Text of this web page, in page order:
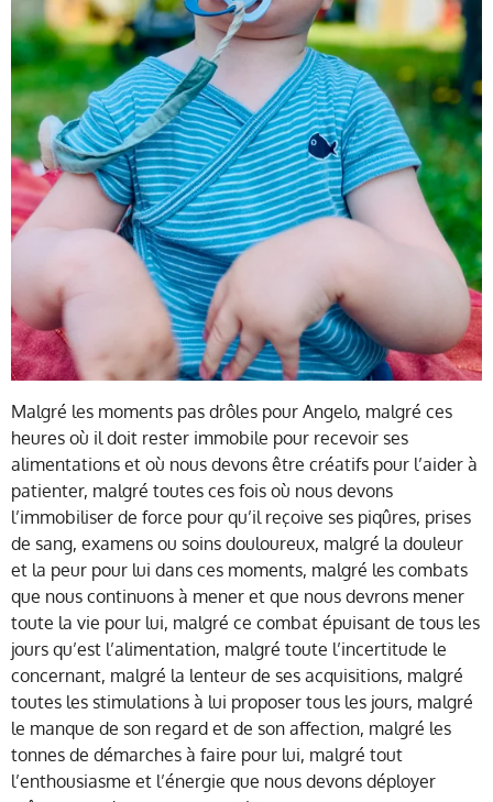
Malgré les moments pas drôles pour Angelo, malgré ces
heures où il doit rester immobile pour recevoir ses
alimentations et où nous devons être créatifs pour l’aider à
patienter, malgré toutes ces fois où nous devons
l’immobiliser de force pour qu’il reçoive ses piqûres, prises
de sang, examens ou soins douloureux, malgré la douleur
et la peur pour lui dans ces moments, malgré les combats
que nous continuons à mener et que nous devrons mener
toute la vie pour lui, malgré ce combat épuisant de tous les
jours qu’est l’alimentation, malgré toute l’incertitude le
concernant, malgré la lenteur de ses acquisitions, malgré
toutes les stimulations à lui proposer tous les jours, malgré
le manque de son regard et de son affection, malgré les
tonnes de démarches à faire pour lui, malgré tout
l’enthousiasme et l’énergie que nous devons déployer